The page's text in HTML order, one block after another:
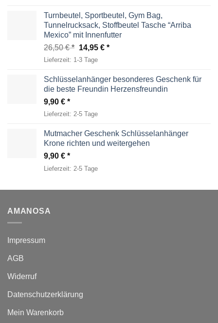
Turnbeutel, Sportbeutel, Gym Bag,
Tunnelrucksack, Stoffbeutel Tasche “Arriba
Mexico” mit Innenfutter
26,50€
Ursprünglicher
Preis
26,50 €
14,95 € Aktueller
14,95 €.
Lieferzeit: 1-3 Tage
Schlüsselanhänger besonderes Geschenk für
die beste Freundin Herzensfreundin
9,90 €
Lieferzeit: 2-5 Tage
Mutmacher Geschenk Schlüsselanhänger
Krone richten und weitergehen
9,90 €
Lieferzeit: 2-5 Tage
AMANOSA
Impressum
AGB
Widerruf
Datenschutzerklärung
Mein Warenkorb